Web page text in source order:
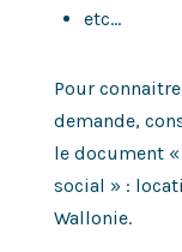
etc…
Pour
demande,
le document
social » :
Wallonie.